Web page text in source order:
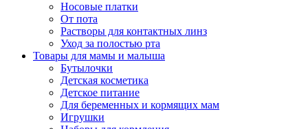
Носовые платки
От пота
Растворы для контактных линз
Уход за полостью рта
Товары для мамы и малыша
Бутылочки
Детская косметика
Детское питание
Для беременных и кормящих мам
Игрушки